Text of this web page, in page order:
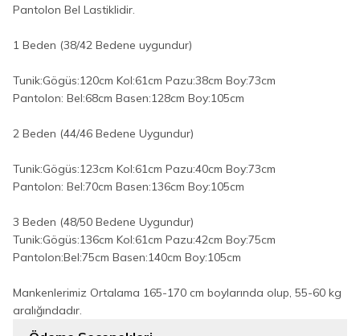
Pantolon Bel Lastiklidir.
1 Beden (38/42 Bedene uygundur)
Tunik:Gögüs:120cm Kol:61cm Pazu:38cm Boy:73cm
Pantolon: Bel:68cm Basen:128cm Boy:105cm
2 Beden (44/46 Bedene Uygundur)
Tunik:Gögüs:123cm Kol:61cm Pazu:40cm Boy:73cm
Pantolon: Bel:70cm Basen:136cm Boy:105cm
3 Beden (48/50 Bedene Uygundur)
Tunik:Gögüs:136cm Kol:61cm Pazu:42cm Boy:75cm
Pantolon:Bel:75cm Basen:140cm Boy:105cm
Mankenlerimiz Ortalama 165-170 cm boylarında olup, 55-60 kg
aralığındadır.